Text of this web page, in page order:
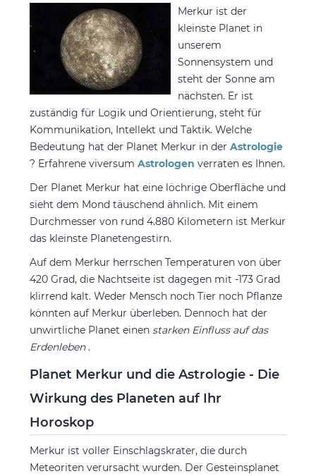
Merkur ist der
kleinste Planet in
unserem
Sonnensystem und
steht der Sonne am
nächsten. Er ist
zuständig für Logik und Orientierung, steht für
Kommunikation, Intellekt und Taktik. Welche
Bedeutung hat der Planet Merkur in der Astrologie
? Erfahrene viversum Astrologen verraten es Ihnen.
Der Planet Merkur hat eine löchrige Oberfläche und
sieht dem Mond täuschend ähnlich. Mit einem
Durchmesser von rund 4.880 Kilometern ist Merkur
das kleinste Planetengestirn.
Auf dem Merkur herrschen Temperaturen von über
420 Grad, die Nachtseite ist dagegen mit -173 Grad
klirrend kalt. Weder Mensch noch Tier noch Pflanze
könnten auf Merkur überleben. Dennoch hat der
unwirtliche Planet einen starken Einfluss auf das
Erdenleben.
Planet Merkur und die Astrologie - Die
Wirkung des Planeten auf Ihr
Horoskop
Merkur ist voller Einschlagskrater, die durch
Meteoriten verursacht wurden. Der Gesteinsplanet